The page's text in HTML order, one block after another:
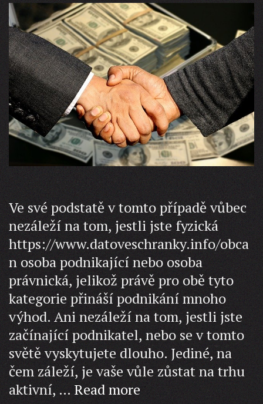
Ve své podstatě v tomto případě vůbec
nezáleží na tom, jestli jste fyzická
https://www.datoveschranky.info/obca
n osoba podnikající nebo osoba
právnická, jelikož právě pro obě tyto
kategorie přináší podnikání mnoho
výhod. Ani nezáleží na tom, jestli jste
začínající podnikatel, nebo se v tomto
světě vyskytujete dlouho. Jediné, na
čem záleží, je vaše vůle zůstat na trhu
aktivní, …Read more Záchrana